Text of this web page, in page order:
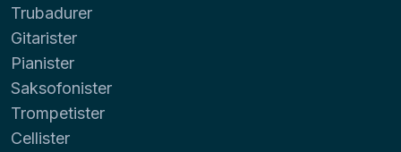
Trubadurer
Gitarister
Pianister
Saksofonister
Trompetister
Cellister